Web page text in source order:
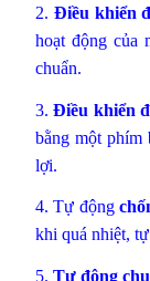
2. Điều khiển
hoạt động của
chuẩn.
3.Điều khiển
bằng một phím
lợi.
4. Tự động
khi quá nhiệt,
5. Tự động